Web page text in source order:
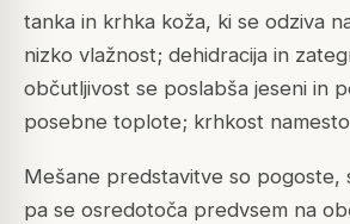
tanka in krhka koža, ki se odziva
nizko vlažnost; dehidracija in
občutljivost se poslabša jeseni in
posebne toplote; krhkost
Mešane predstavitve so pogoste,
pa se osredotoča predvsem na